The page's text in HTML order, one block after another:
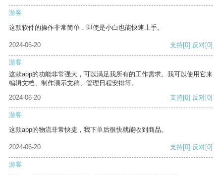
游客
这款软件的操作非常简单，即使是小白也能快速上手。
2024-06-20 支持[0] 反对[0]
游客
这款app的功能非常强大，可以满足我所有的工作需求。我可以使用它来
编辑文档、制作演示文稿、管理日程安排等。
2024-06-20
支持[0] 反对[0]
游客
这款app的物流非常快捷，我下单后很快就能收到商品。
2024-06-20 支持[0] 反对[0]
游客